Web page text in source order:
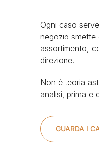
Ogni caso
negozio smette
assortimento,
direzione.
Non è teoria
analisi, prima e
GUARDA I